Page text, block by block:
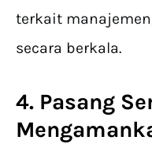
terkait
secara berkala.
4. Pasang